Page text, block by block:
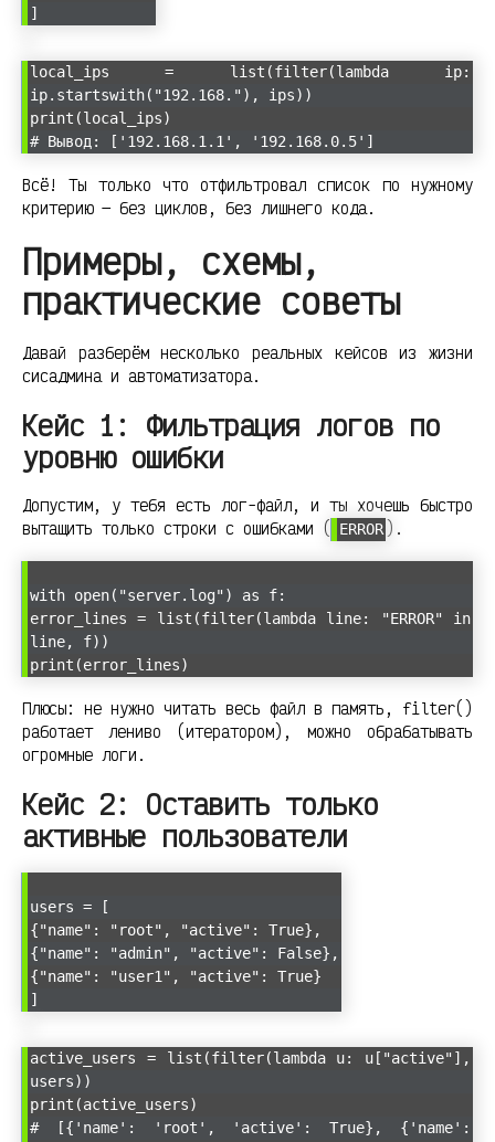
]
local_ips = list(filter(lambda ip:
ip.startswith("192.168."), ips))
print(local_ips)
# Вывод: ['192.168.1.1', '192.168.0.5']
Всё! Ты только что отфильтровал список по нужному
критерию — без циклов, без лишнего кода.
Примеры, схемы,
практические советы
Давай разберём несколько реальных кейсов из жизни
сисадмина и автоматизатора.
Кейс 1: Фильтрация логов по
уровню ошибки
Допустим, у тебя есть лог-файл, и ты хочешь быстро
вытащить только строки с ошибками (
ERROR ).
with open("server.log") as f:
error_lines = list(filter(lambda line: "ERROR" in
line, f))
print(error_lines)
Плюсы: не нужно читать весь файл в память, filter()
работает лениво (итератором), можно обрабатывать
огромные логи.
Кейс 2: Оставить только
активные пользователи
users = [
{"name": "root", "active": True},
{"name": "admin", "active": False},
{"name": "user1", "active": True}
]
active_users = list(filter(lambda u: u["active"],
users))
print(active_users)
# [{'name': 'root', 'active': True}, {'name':